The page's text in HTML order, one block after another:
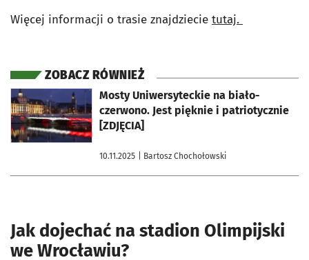
Więcej informacji o trasie znajdziecie tutaj.
ZOBACZ RÓWNIEŻ
Mosty Uniwersyteckie na biało-
czerwono. Jest pięknie i patriotycznie
[ZDJĘCIA]
10.11.2025 | Bartosz Chochołowski
otworzy się w nowej karcie
Jak dojechać na stadion Olimpijski
we Wrocławiu?